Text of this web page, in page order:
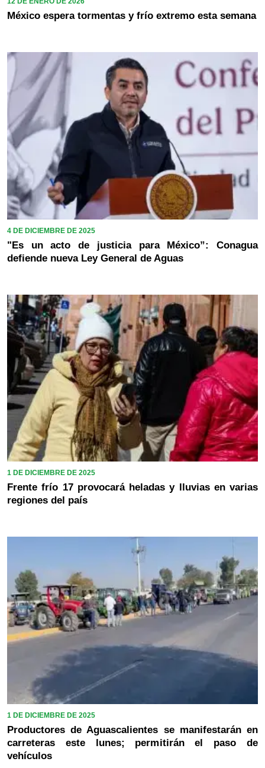
México espera tormentas y frío extremo esta semana
4 DE DICIEMBRE DE 2025
"Es un acto de justicia para México”: Conagua
defiende nueva Ley General de Aguas
1 DE DICIEMBRE DE 2025
Frente frío 17 provocará heladas y lluvias en varias
regiones del país
1 DE DICIEMBRE DE 2025
Productores de Aguascalientes se manifestarán en
carreteras este lunes; permitirán el paso de
vehículos